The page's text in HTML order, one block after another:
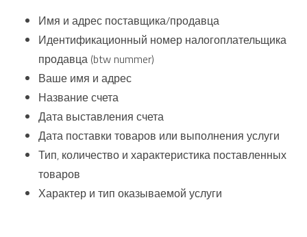
Имя и адрес поставщика/продавца
Идентификационный номер налогоплательщика
продавца (btw nummer)
Ваше имя и адрес
Название счета
Дата выставления счета
Дата поставки товаров или выполнения услуги
Тип, количество и характеристика поставленных
товаров
Характер и тип оказываемой услуги